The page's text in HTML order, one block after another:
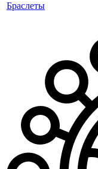
Браслеты